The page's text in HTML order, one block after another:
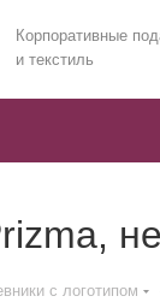
Корпоративные
и текстиль
c логотипом